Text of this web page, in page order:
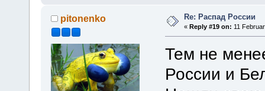
pitonenko Re: Распад России
«Reply #19 on: 11
Тем не
России и